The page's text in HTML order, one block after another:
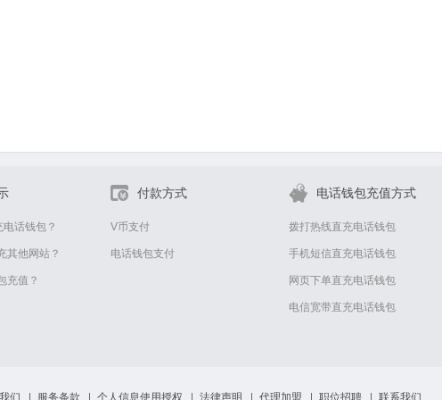
话钱包？
其他网站？
充值？
付款方式
V币支付
电话钱包支付
电话钱包充值方式
拨打热线直充电话钱包
手机短信直充电话钱包
网页下单直充电话钱包
电信宽带直充电话钱包